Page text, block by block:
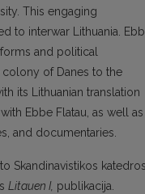
This engaging
to interwar Lithuania.
and political
of Danes to the
its Lithuanian translation
Ebbe Flatau, as well as
and documentaries.
Skandinavistikos katedros
Litauen I, publikacija.